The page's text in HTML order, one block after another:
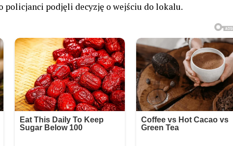
policjanci podjęli decyzję o wejściu do lokalu.